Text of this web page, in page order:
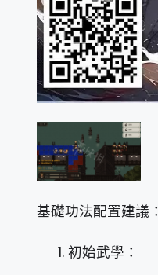
基礎功法配置建議：
初始武學：